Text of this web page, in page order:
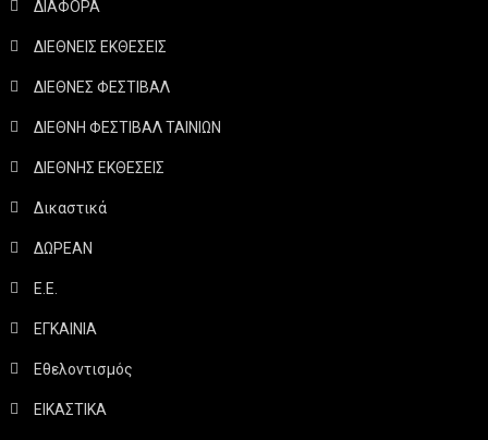
ΔΙΑΦΟΡΑ
ΔΙΕΘΝΕΙΣ ΕΚΘΕΣΕΙΣ
ΔΙΕΘΝΕΣ ΦΕΣΤΙΒΑΛ
ΔΙΕΘΝΗ ΦΕΣΤΙΒΑΛ ΤΑΙΝΙΩΝ
ΔΙΕΘΝΗΣ ΕΚΘΕΣΕΙΣ
Δικαστικά
ΔΩΡΕΑΝ
Ε.Ε.
ΕΓΚΑΙΝΙΑ
Εθελοντισμός
ΕΙΚΑΣΤΙΚΑ